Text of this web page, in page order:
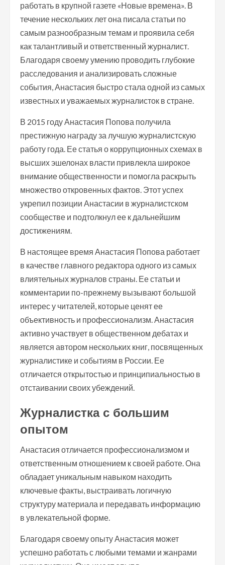
работать в крупной газете «Новые времена». В
течение нескольких лет она писала статьи по
самым разнообразным темам и проявила себя
как талантливый и ответственный журналист.
Благодаря своему умению проводить глубокие
расследования и анализировать сложные
события, Анастасия быстро стала одной из самых
известных и уважаемых журналисток в стране.
В 2015 году Анастасия Попова получила
престижную награду за лучшую журналистскую
работу года. Ее статья о коррупционных схемах в
высших эшелонах власти привлекла широкое
внимание общественности и помогла раскрыть
множество откровенных фактов. Этот успех
укрепил позиции Анастасии в журналистском
сообществе и подтолкнул ее к дальнейшим
достижениям.
В настоящее время Анастасия Попова работает
в качестве главного редактора одного из самых
влиятельных журналов страны. Ее статьи и
комментарии по-прежнему вызывают большой
интерес у читателей, которые ценят ее
объективность и профессионализм. Анастасия
активно участвует в общественном дебатах и
является автором нескольких книг, посвященных
журналистике и событиям в России. Ее
отличается открытостью и принципиальностью в
отстаивании своих убеждений.
Журналистка с большим
опытом
Анастасия отличается профессионализмом и
ответственным отношением к своей работе. Она
обладает уникальным навыком находить
ключевые факты, выстраивать логичную
структуру материала и передавать информацию
в увлекательной форме.
Благодаря своему опыту Анастасия может
успешно работать с любыми темами и жанрами